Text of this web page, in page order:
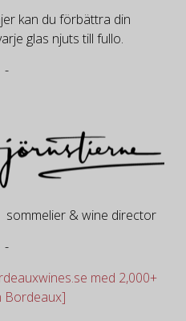
kan du förbättra din
glas njuts till fullo.
-
& wine director
-
med 2,000+
Bordeaux]